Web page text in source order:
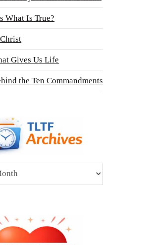
What Is True?
Gives Us Life
the Ten Commandments